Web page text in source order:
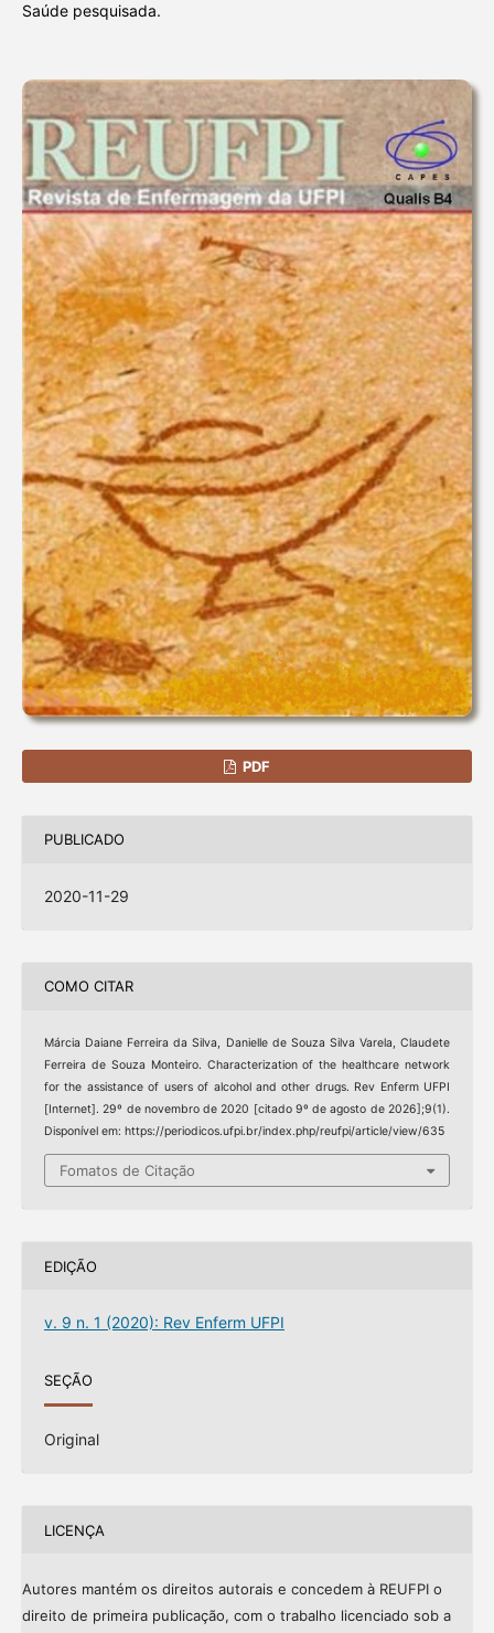
Saúde pesquisada.
PDF
PUBLICADO
2020-11-29
COMO CITAR
Márcia Daiane Ferreira da Silva, Danielle de Souza Silva Varela, Claudete
Ferreira de Souza Monteiro. Characterization of the healthcare network
for the assistance of users of alcohol and other drugs. Rev Enferm UFPI
[Internet]. 29º de novembro de 2020 [citado 9º de agosto de 2026];9(1).
Disponível em: https://periodicos.ufpi.br/index.php/reufpi/article/view/635
Fomatos de Citação
EDIÇÃO
v. 9 n. 1 (2020): Rev Enferm UFPI
SEÇÃO
Original
LICENÇA
Autores mantém os direitos autorais e concedem à REUFPI o
direito de primeira publicação, com o trabalho licenciado sob a